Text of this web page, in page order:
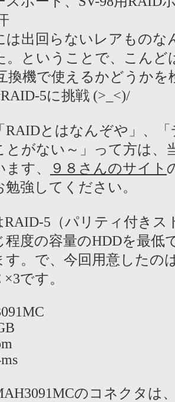
は出回らないレアものな
。ということで、こんど
換機で使えるかどうかを
5に挑戦 (>_<)/
RAIDとはなんぞや」、
とがない～」って方は、
す、
９８さんのサイト
強してください。
RAID-5（パリティ付きス
程度の容量のHDDを最低
す。で、今回用意したの
です。
のコネクタは